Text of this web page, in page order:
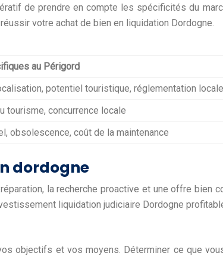
de prendre en compte les spécificités du
votre achat de bien en liquidation Dordogne.
au Périgord
potentiel touristique, réglementation locale
tourisme, concurrence locale
obsolescence, coût de la maintenance
dordogne
la recherche proactive et une offre bien
liquidation judiciaire Dordogne
objectifs et vos moyens. Déterminer ce que